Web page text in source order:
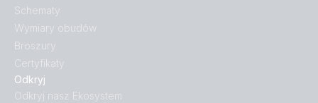
Odkryj
Odkryj nasz Ekosystem
Schematy
Wymiary obudów
Broszury
Certyfikaty